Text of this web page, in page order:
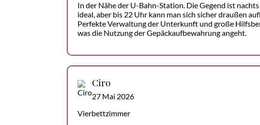
In der Nähe der U-Bahn-Station. Die Gegend ist
ideal, aber bis 22 Uhr kann man sich sicher draußen
Perfekte Verwaltung der Unterkunft und große
was die Nutzung der Gepäckaufbewahrung angeht.
Ciro
27 Mai 2026
Vierbettzimmer